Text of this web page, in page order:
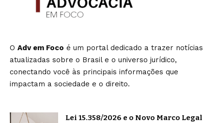
O Adv em Foco é um portal dedicado a trazer notícias
atualizadas sobre o Brasil e o universo jurídico,
conectando você às principais informações que
impactam a sociedade e o direito.
Lei 15.358/2026 e o Novo Marco Legal